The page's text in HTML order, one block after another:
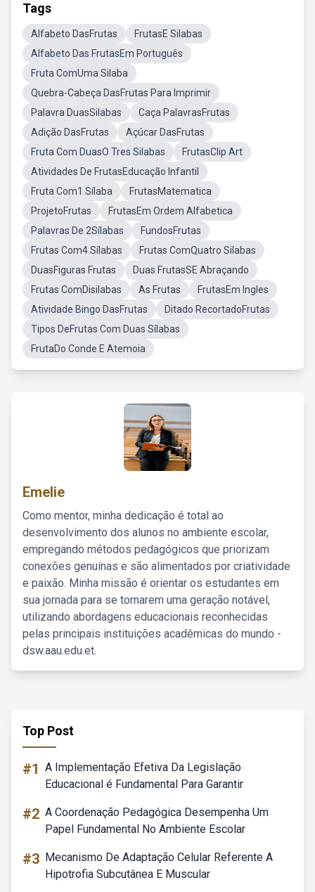
Tags
Alfabeto DasFrutas
FrutasE Silabas
Alfabeto Das FrutasEm Português
Fruta ComUma Silaba
Quebra-Cabeça DasFrutas Para Imprimir
Palavra DuasSilabas
Caça PalavrasFrutas
Adição DasFrutas
Açúcar DasFrutas
Fruta Com DuasO Tres Silabas
FrutasClip Art
Atividades De FrutasEducação Infantil
Fruta Com1 Sílaba
FrutasMatematica
ProjetoFrutas
FrutasEm Ordem Alfabetica
Palavras De 2Sílabas
FundosFrutas
Frutas Com4 Sílabas
Frutas ComQuatro Silabas
DuasFiguras Frutas
Duas FrutasSE Abraçando
Frutas ComDisilabas
As Frutas
FrutasEm Ingles
Atividade Bingo DasFrutas
Ditado RecortadoFrutas
Tipos DeFrutas Com Duas Sílabas
FrutaDo Conde E Atemoia
Emelie
Como mentor, minha dedicação é total ao
desenvolvimento dos alunos no ambiente escolar,
empregando métodos pedagógicos que priorizam
conexões genuínas e são alimentados por criatividade
e paixão. Minha missão é orientar os estudantes em
sua jornada para se tornarem uma geração notável,
utilizando abordagens educacionais reconhecidas
pelas principais instituições acadêmicas do mundo -
dsw.aau.edu.et.
Top Post
#1 A Implementação Efetiva Da Legislação
Educacional é Fundamental Para Garantir
#2 A Coordenação Pedagógica Desempenha Um
Papel Fundamental No Ambiente Escolar
#3 Mecanismo De Adaptação Celular Referente A
Hipotrofia Subcutânea E Muscular